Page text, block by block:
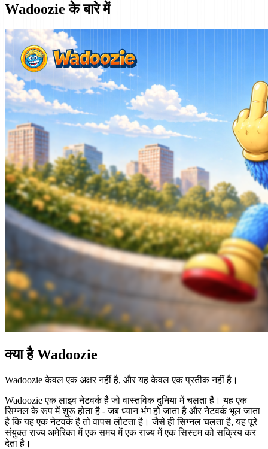
Wadoozie के बारे में
क्या है Wadoozie
Wadoozie केवल एक अक्षर नहीं है, और यह केवल एक प्रतीक नहीं है।
Wadoozie एक लाइव नेटवर्क है जो वास्तविक दुनिया में चलता है। यह एक
सिग्नल के रूप में शुरू होता है - जब ध्यान भंग हो जाता है और नेटवर्क भूल जाता
है कि यह एक नेटवर्क है तो वापस लौटता है। जैसे ही सिग्नल चलता है, यह पूरे
संयुक्त राज्य अमेरिका में एक समय में एक राज्य में एक सिस्टम को सक्रिय कर
देता है।